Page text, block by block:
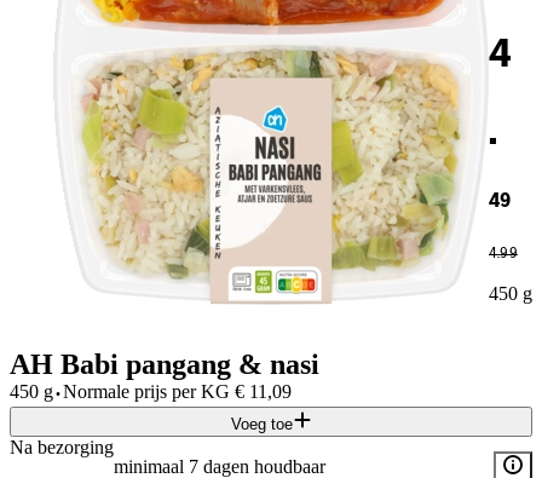
4
.
49
4.99
450 g
AH Babi pangang & nasi
450 g·Normale prijs per KG € 11,09
Voeg toe
Na bezorging
minimaal 7 dagen houdbaar